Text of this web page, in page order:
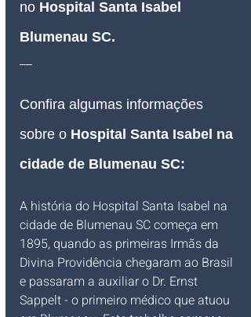
no Hospital Santa Isabel
Blumenau SC.
__
Confira algumas informações
sobre o Hospital Santa Isabel na
cidade de Blumenau SC:
A história do Hospital Santa Isabel na
cidade de Blumenau SC começa em
1895, quando as primeiras Irmãs da
Divina Providência chegaram ao Brasil
e passaram a auxiliar o Dr. Ernst
Sappelt - o primeiro médico que atuou